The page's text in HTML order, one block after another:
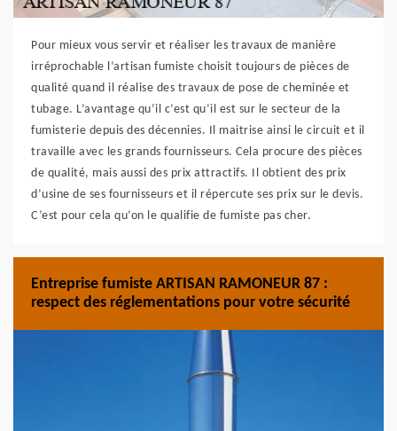
Pour mieux vous servir et réaliser les travaux de manière
irréprochable l’artisan fumiste choisit toujours de pièces de
qualité quand il réalise des travaux de pose de cheminée et
tubage. L’avantage qu’il c’est qu’il est sur le secteur de la
fumisterie depuis des décennies. Il maitrise ainsi le circuit et il
travaille avec les grands fournisseurs. Cela procure des pièces
de qualité, mais aussi des prix attractifs. Il obtient des prix
d’usine de ses fournisseurs et il répercute ses prix sur le devis.
C’est pour cela qu’on le qualifie de fumiste pas cher.
Entreprise fumiste ARTISAN RAMONEUR 87 :
respect des réglementations pour votre sécurité